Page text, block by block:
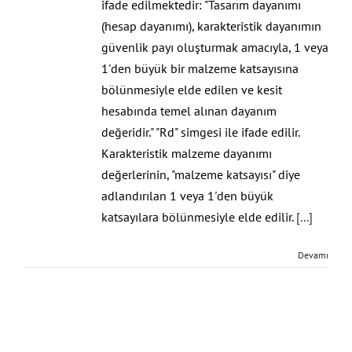
ifade edilmektedir: "Tasarım dayanımı
(hesap dayanımı), karakteristik dayanımın
güvenlik payı oluşturmak amacıyla, 1 veya
1'den büyük bir malzeme katsayısına
bölünmesiyle elde edilen ve kesit
hesabında temel alınan dayanım
değeridir." "Rd" simgesi ile ifade edilir.
Karakteristik malzeme dayanımı
değerlerinin, "malzeme katsayısı" diye
adlandırılan 1 veya 1'den büyük
katsayılara bölünmesiyle elde edilir. [...]
Devamı